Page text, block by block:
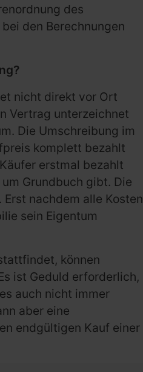
des
den Berechnungen
nicht direkt vor Ort
Vertrag unterzeichnet
Die Umschreibung im
komplett bezahlt
erstmal bezahlt
Grundbuch gibt. Die
nachdem alle Kosten
sein Eigentum
können
ist Geduld erforderlich,
auch nicht immer
aber eine
endgültigen Kauf einer